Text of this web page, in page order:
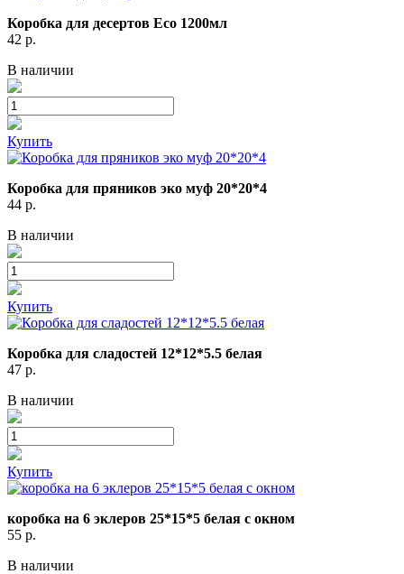
Коробка для десертов Eco 1200мл
42 р.
В наличии
Купить
Коробка для пряников эко муф 20*20*4
44 р.
В наличии
Купить
Коробка для сладостей 12*12*5.5 белая
47 р.
В наличии
Купить
коробка на 6 эклеров 25*15*5 белая с окном
55 р.
В наличии